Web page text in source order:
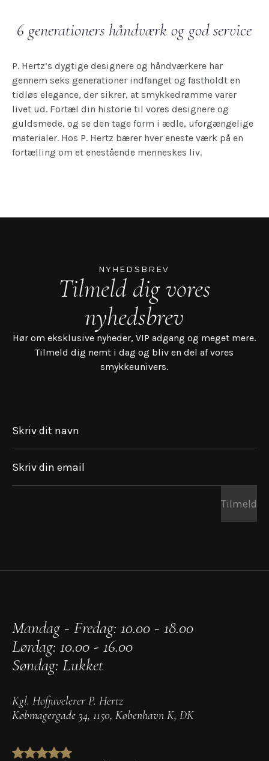
6 generationers håndværk og god service
P. Hertz’s dygtige designere og håndværkere har
gennem seks generationer indfanget og fastholdt en
tidløs elegance, der sikrer, at smykkedrømme varer
livet ud. Fortæl din historie til vores designere og
guldsmede, og se den tage form i ædle, uforgængelige
materialer. Hos P. Hertz bærer hver eneste værk på en
fortælling om et enestående menneskes liv.
NYHEDSBREV
Tilmeld dig vores
nyhedsbrev
Hør om eksklusive nyheder, VIP adgang og meget mere.
Tilmeld dig nemt i dag og bliv en del af vores
smykkeunivers.
Skriv dit navn
Skriv din email
Tilmeld
Mandag - Fredag: 10.00 - 18.00
Lørdag: 10.00 - 16.00
Søndag: Lukket
Kgl. Hofjuvelerer P. Hertz
Købmagergade 34, 1150, København K, DK